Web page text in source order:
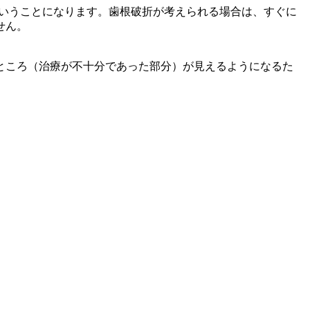
ことになります。歯根破折が考えられる場合は、すぐに
。
ろ（治療が不十分であった部分）が見えるようになるた